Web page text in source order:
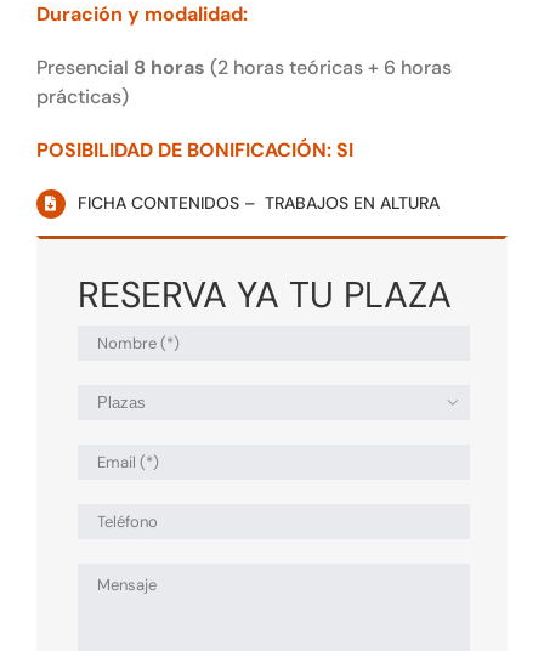
Duración y modalidad:
Presencial 8 horas (2 horas teóricas + 6 horas
prácticas)
POSIBILIDAD DE BONIFICACIÓN: SI
FICHA CONTENIDOS – TRABAJOS EN ALTURA
RESERVA YA TU PLAZA
